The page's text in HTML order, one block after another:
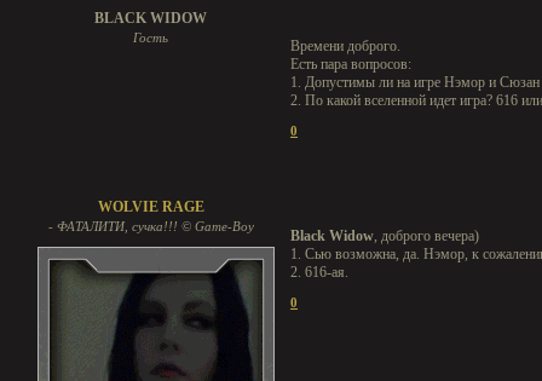
BLACK WIDOW
Гость
Времени доброго.
Есть пара вопросов:
1. Допустимы ли на игре Нэмор и
2. По какой вселенной идет игра? 616
0
WOLVIE RAGE
- ФАТАЛИТИ, сучка!!! © Game-Boy
Black Widow , доброго вечера)
1. Сью возможна, да. Нэмор, к
2. 616-ая.
0